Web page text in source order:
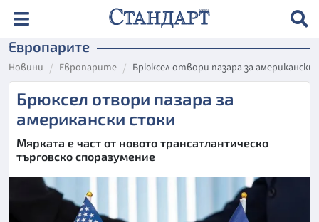
Европарите
Новини Европарите Брюксел отвори пазара за американски
Брюксел отвори пазара за
американски стоки
Мярката е част от новото трансатлантическо
търговско споразумение